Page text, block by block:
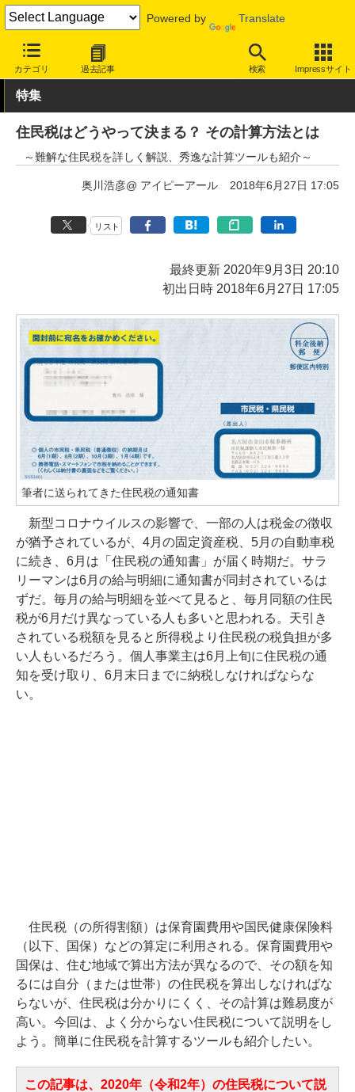
Powered by Translate
カテゴリ 過去記事 検索 Impressサイト
INTERNET Watch トピック
特集
住民税はどうやって決まる？ その計算方法とは
～難解な住民税を詳しく解説、秀逸な計算ツールも紹介～
奥川浩彦@ アイピーアール 2018年6月27日 17:05
リスト
最終更新 2020年9月3日 20:10
初出日時 2018年6月27日 17:05
筆者に送られてきた住民税の通知書
新型コロナウイルスの影響で、一部の人は税金の徴収
が猶予されているが、4月の固定資産税、5月の自動車税
に続き、6月は「住民税の通知書」が届く時期だ。サラ
リーマンは6月の給与明細に通知書が同封されているは
ずだ。毎月の給与明細を並べて見ると、毎月同額の住民
税が6月だけ異なっている人も多いと思われる。天引き
されている税額を見ると所得税より住民税の税負担が多
い人もいるだろう。個人事業主は6月上旬に住民税の通
知を受け取り、6月末日までに納税しなければならな
い。
住民税（の所得割額）は保育園費用や国民健康保険料
（以下、国保）などの算定に利用される。保育園費用や
国保は、住む地域で算出方法が異なるので、その額を知
るには自分（または世帯）の住民税を算出しなければな
らないが、住民税は分かりにくく、その計算は難易度が
高い。今回は、よく分からない住民税について説明をし
よう。簡単に住民税を計算するツールも紹介したい。
この記事は、2020年（令和2年）の住民税について説